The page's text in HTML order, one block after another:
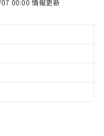
00:00 情報更新